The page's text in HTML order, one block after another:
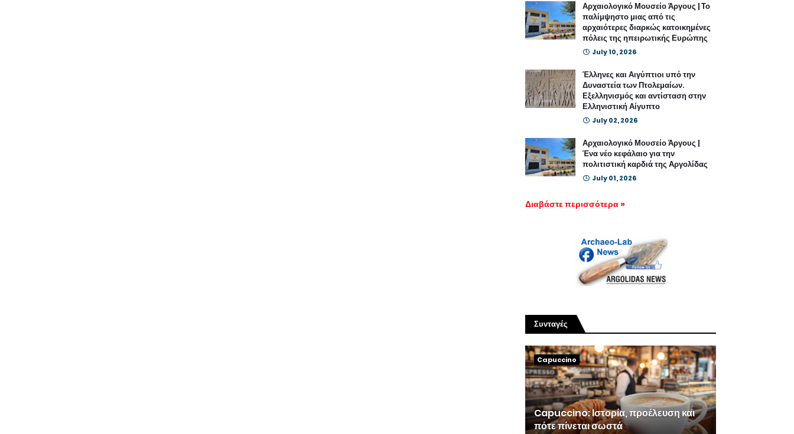
Αρχαιολογικό Μουσείο Άργους | Το
παλίμψηστο μιας από τις
αρχαιότερες διαρκώς κατοικημένες
πόλεις της ηπειρωτικής Ευρώπης
July 10, 2026
Έλληνες και Αιγύπτιοι υπό την
Δυναστεία των Πτολεμαίων.
Εξελληνισμός και αντίσταση στην
Ελληνιστική Αίγυπτο
July 02, 2026
Αρχαιολογικό Μουσείο Άργους |
Ένα νέο κεφάλαιο για την
πολιτιστική καρδιά της Αργολίδας
July 01, 2026
Διαβάστε περισσότερα »
Συνταγές
Capuccino
Capuccino: Ιστορία, προέλευση και
πότε πίνεται σωστά